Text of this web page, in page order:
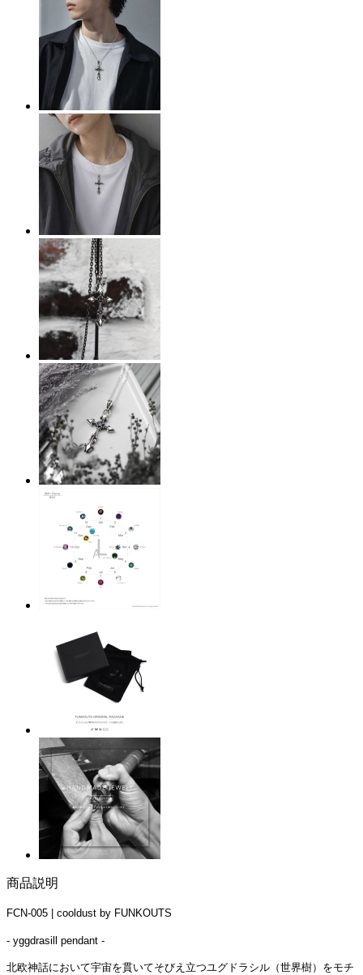
商品説明
FCN-005 | cooldust by FUNKOUTS
- yggdrasill pendant -
北欧神話において宇宙を貫いてそびえ立つユグドラシル（世界樹）をモチ